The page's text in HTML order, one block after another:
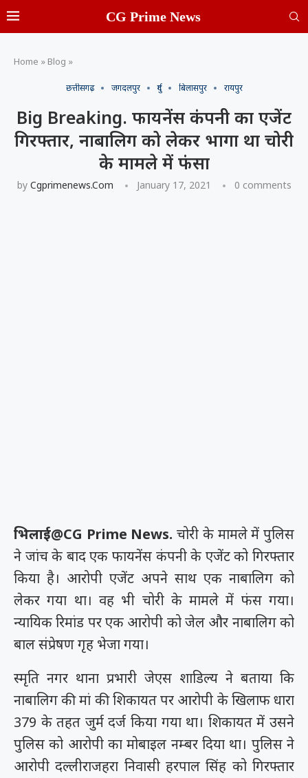
CG Prime News
Home » Blog »
छत्तीसगढ़ जगदलपुर दुर्ग बिलासपुर रायपुर
Big Breaking. फायनेंस कंपनी का एजेंट
गिरफ्तार, नाबालिग को लेकर भागा था चोरी
के मामले में फंसा
by Cgprimenews.com January 17, 2021 0 comments
भिलाई@CG Prime News. चोरी के मामले में पुलिस
ने जांच के बाद एक फायनेंस कंपनी के एजेंट को गिरफ्तार
किया है। आरोपी एजेंट अपने साथ एक नाबालिग को
लेकर गया था। वह भी चोरी के मामले में फंस गया।
न्यायिक रिमांड पर एक आरोपी को जेल और नाबालिग को
बाल संप्रेषण गृह भेजा गया।
स्मृति नगर थाना प्रभारी जेएस शाडिल्य ने बताया कि
नाबालिग की मां की शिकायत पर आरोपी के खिलाफ धारा
379 के तहत जुर्म दर्ज किया गया था। शिकायत में उसने
पुलिस को आरोपी का मोबाइल नम्बर दिया था। पुलिस ने
आरोपी दल्लीराजहरा निवासी हरपाल सिंह को गिरफ्तार